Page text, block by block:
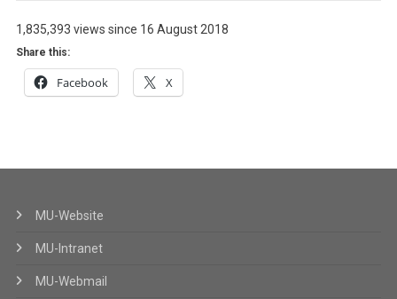
1,835,393 views since 16 August 2018
Share this:
Facebook X
MU-Website
MU-Intranet
MU-Webmail